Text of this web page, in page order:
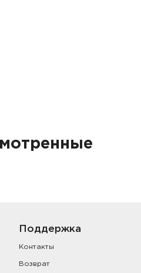
Поддержка
Контакты
Возврат